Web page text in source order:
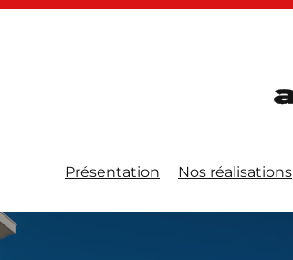
Présentation Nos réalisations